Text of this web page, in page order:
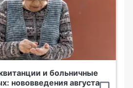
и больничные
нововведения августа